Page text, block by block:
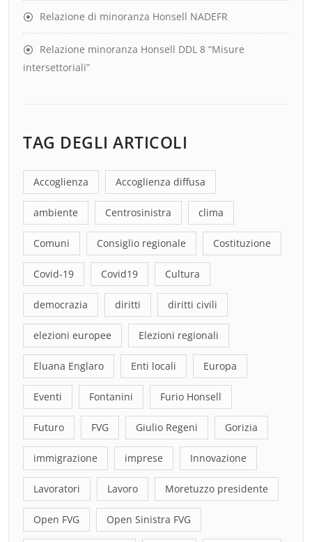
Relazione di minoranza Honsell NADEFR
Relazione minoranza Honsell DDL 8 “Misure
intersettoriali”
TAG DEGLI ARTICOLI
Accoglienza Accoglienza diffusa
ambiente Centrosinistra clima
Comuni Consiglio regionale Costituzione
Covid-19 Covid19 Cultura
democrazia diritti diritti civili
elezioni europee Elezioni regionali
Eluana Englaro Enti locali Europa
Eventi Fontanini Furio Honsell
Futuro FVG Giulio Regeni Gorizia
immigrazione imprese Innovazione
Lavoratori Lavoro Moretuzzo presidente
Open FVG Open Sinistra FVG